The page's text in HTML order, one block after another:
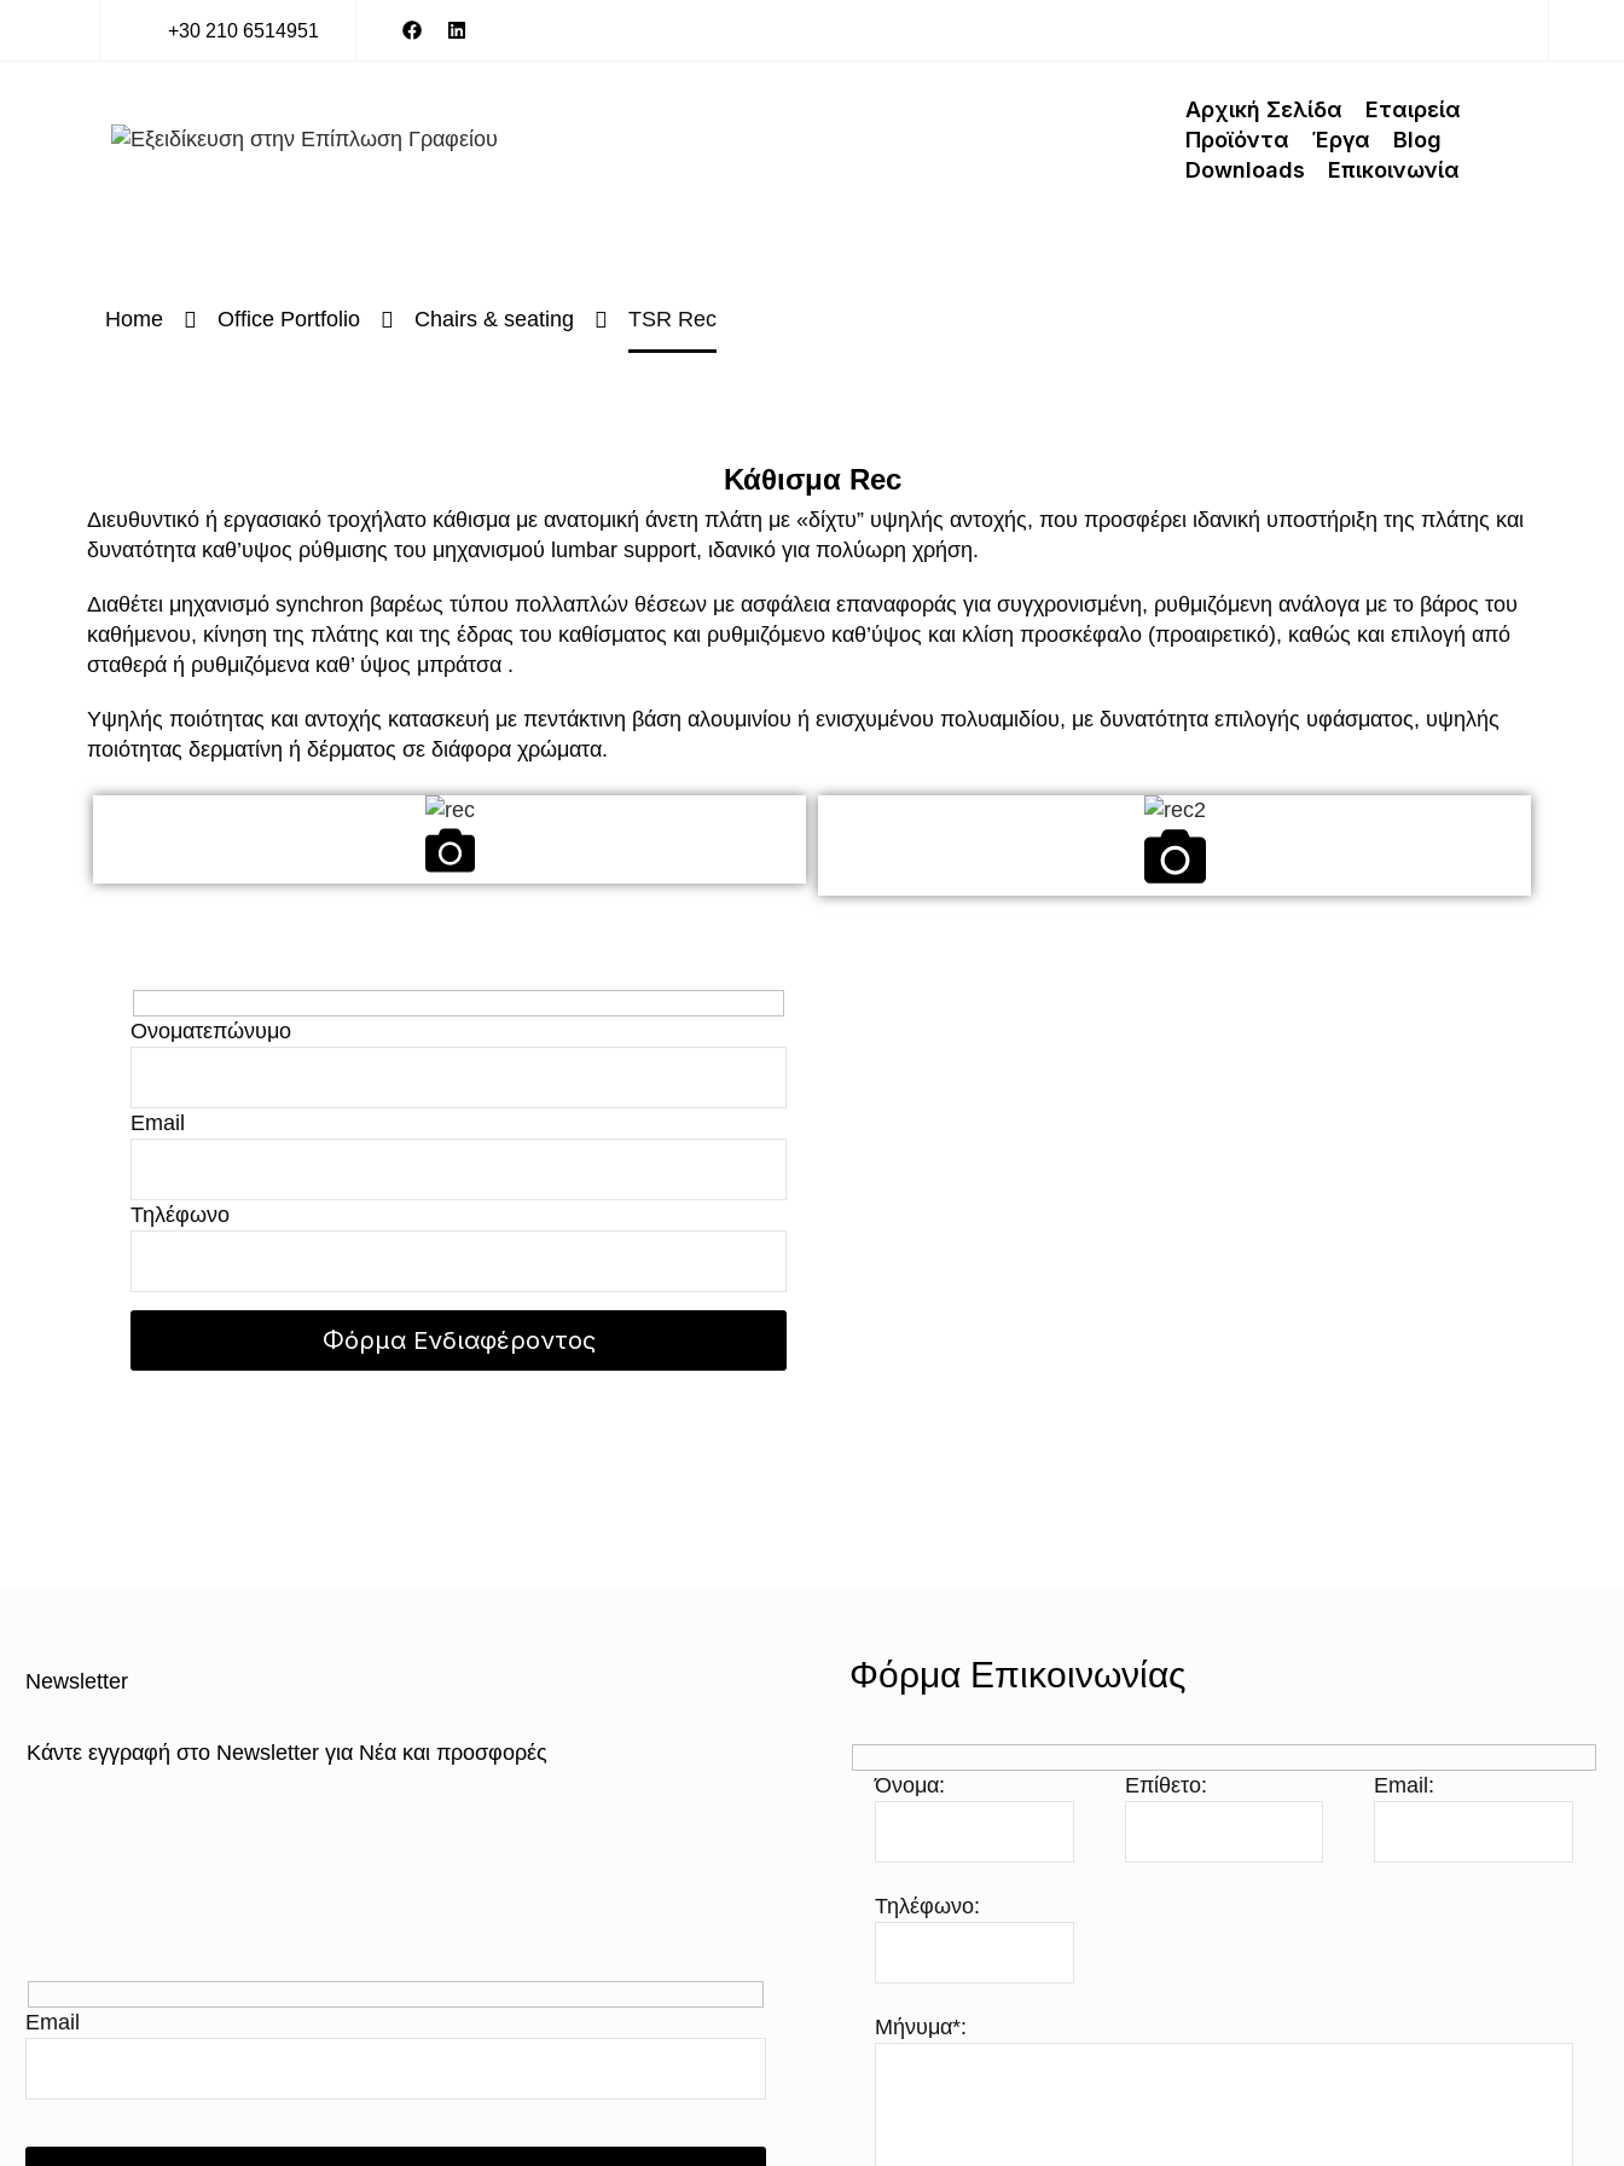
+30 210 6514951
Αρχική Σελίδα
Εταιρεία
Προϊόντα
Έργα
Blog
Downloads
Επικοινωνία
Home Office Portfolio Chairs & seating TSR Rec
Κάθισμα Rec
Διευθυντικό ή εργασιακό τροχήλατο κάθισμα με ανατομική άνετη πλάτη με «δίχτυ” υψηλής αντοχής, που προσφέρει ιδανική υποστήριξη της πλάτης και
δυνατότητα καθ’υψος ρύθμισης του μηχανισμού lumbar support, ιδανικό για πολύωρη χρήση.
Διαθέτει μηχανισμό synchron βαρέως τύπου πολλαπλών θέσεων με ασφάλεια επαναφοράς για συγχρονισμένη, ρυθμιζόμενη ανάλογα με το βάρος του
καθήμενου, κίνηση της πλάτης και της έδρας του καθίσματος και ρυθμιζόμενο καθ’ύψος και κλίση προσκέφαλο (προαιρετικό), καθώς και επιλογή από
σταθερά ή ρυθμιζόμενα καθ’ ύψος μπράτσα .
Υψηλής ποιότητας και αντοχής κατασκευή με πεντάκτινη βάση αλουμινίου ή ενισχυμένου πολυαμιδίου, με δυνατότητα επιλογής υφάσματος, υψηλής
ποιότητας δερματίνη ή δέρματος σε διάφορα χρώματα.
Ονοματεπώνυμο
Email
Τηλέφωνο
Newsletter
Κάντε εγγραφή στο Newsletter για Νέα και προσφορές
Email
Φόρμα Επικοινωνίας
Όνομα: Επίθετο: Email:
Τηλέφωνο:
Μήνυμα*: